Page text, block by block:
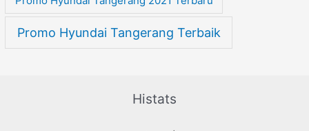
Promo Hyundai Tangerang Terbaik
Histats